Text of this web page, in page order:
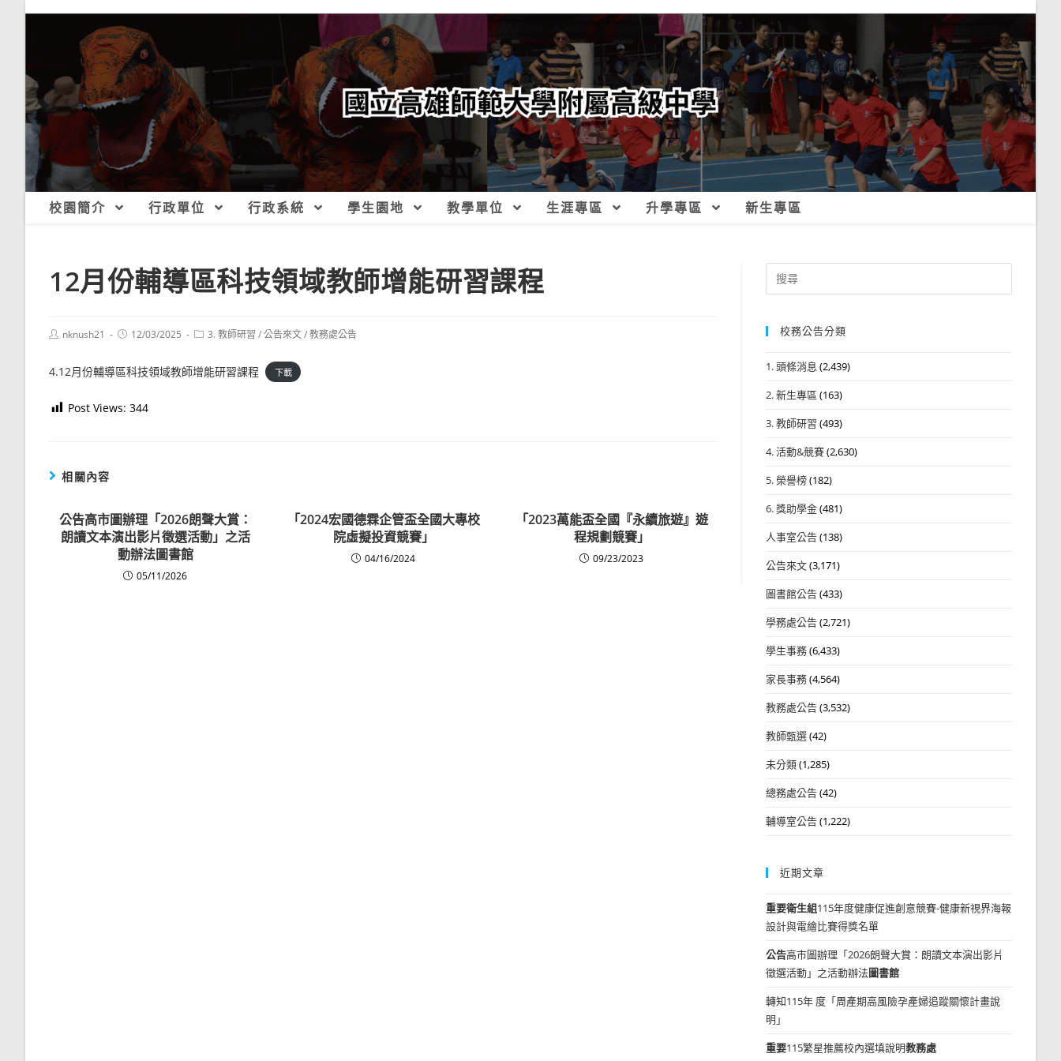
校園簡介 行政單位 行政系統 學生園地 教學單位 生涯專區 升學專區 新生專區
12月份輔導區科技領域教師增能研習課程
Postnknush21
Post12/03/2025
Post3. 教師研習 /公告來文/教務處公告
4.12月份輔導區科技領域教師增能研習課程 下載
Post Views: 344
相關內容
公告高市圖辦理「2026朗聲大賞：
朗讀文本演出影片徵選活動」之活
動辦法圖書館
05/11/2026
「2024宏國德霖企管盃全國大專校
院虛擬投資競賽」
04/16/2024
「2023萬能盃全國『永續旅遊』遊
程規劃競賽」
09/23/2023
Search
for:
校務公告分類
1. 頭條消息 (2,439)
2. 新生專區 (163)
3. 教師研習 (493)
4. 活動&競賽(2,630)
5. 榮譽榜(182)
6. 獎助學金(481)
人事室公告(138)
公告來文(3,171)
圖書館公告(433)
學務處公告(2,721)
學生事務(6,433)
家長事務(4,564)
教務處公告(3,532)
教師甄選(42)
未分類(1,285)
總務處公告(42)
輔導室公告(1,222)
近期文章
重要衛生組115年度健康促進創意競賽-健康新視界海報
設計與電繪比賽得獎名單
公告高市圖辦理「2026朗聲大賞：朗讀文本演出影片
徵選活動」之活動辦法圖書館
轉知115年 度「周產期高風險孕產婦追蹤關懷計畫說
明」
重要115繁星推薦校內選填說明教務處